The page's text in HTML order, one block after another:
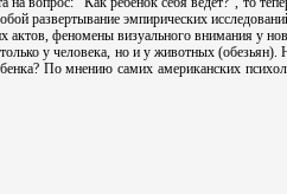
развертывание эмпирических
актов, феномены визуального внимания у
у человека, но и у животных
По мнению самих американских